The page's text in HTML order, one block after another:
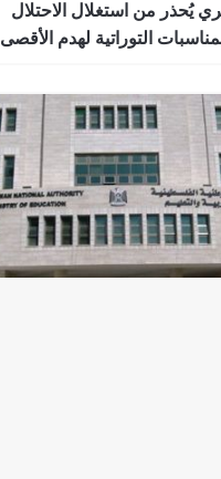
يُحذر من استغلال الاحتلال
التوراتية لهدم الأقصى